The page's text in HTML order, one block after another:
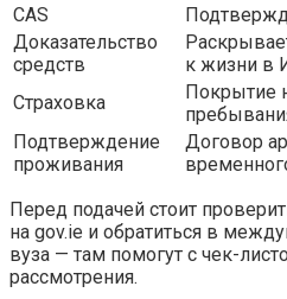
CAS
Доказательство
средств
к жизни в
Страховка
Покрытие
Подтверждение
проживания
Договор
Перед подачей стоит
на gov.ie и обратиться в
вуза — там помогут с чек-
рассмотрения.